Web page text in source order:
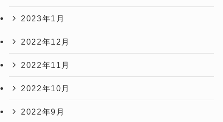
2023年1月
2022年12月
2022年11月
2022年10月
2022年9月